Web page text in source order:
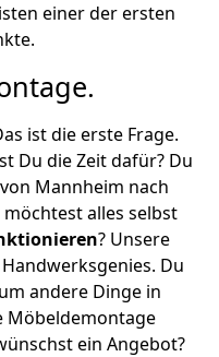
einer der ersten
ist die erste Frage.
Du die Zeit dafür? Du
Mannheim nach
alles selbst
? Unsere
Du
andere Dinge in
Möbeldemontage
ein Angebot?